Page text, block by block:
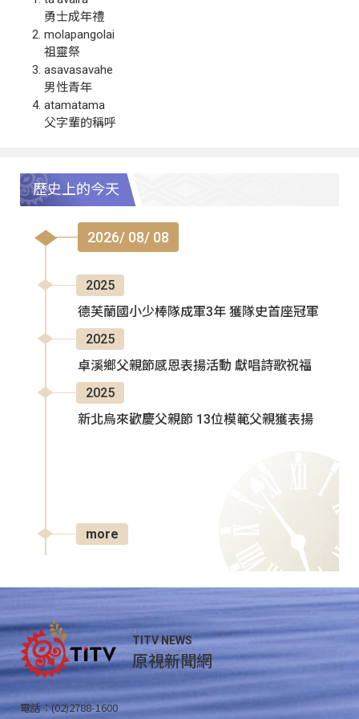
勇士成年禮
molapangolai
祖靈祭
asavasavahe
男性青年
atamatama
父字輩的稱呼
歷史上的今天
2026/ 08/ 08
2025
德芙蘭國小少棒隊成軍3年 獲隊史首座冠軍
2025
卓溪鄉父親節感恩表揚活動 獻唱詩歌祝福
2025
新北烏來歡慶父親節 13位模範父親獲表揚
more
TITV NEWS
原視新聞網
電話：(02)2788-1600